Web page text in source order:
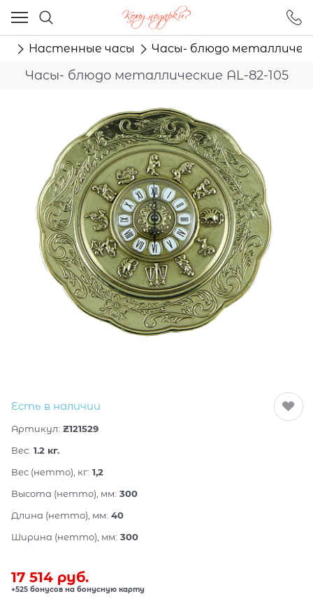
Настенные часы Часы- блюдо
Часы- блюдо металлические AL-82-105
Есть в наличии
Артикул: Z121529
Вес: 1.2 кг.
Вес (нетто), кг: 1,2
Высота (нетто), мм: 300
Длина (нетто), мм: 40
Ширина (нетто), мм: 300
17 514 руб.
+525 бонусов на бонусную карту
Ваш город - Москва,
угадали?
ДА НЕТ